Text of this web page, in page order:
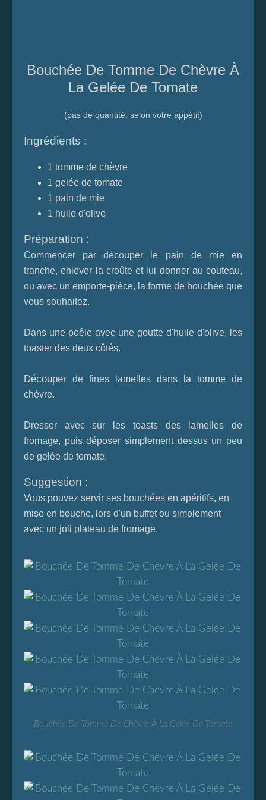
Bouchée De Tomme De Chèvre À
La Gelée De Tomate
(pas de quantité, selon votre appétit)
Ingrédients :
1 tomme de chèvre
1 gelée de tomate
1 pain de mie
1 huile d'olive
Préparation :
Commencer par découper le pain de mie en
tranche, enlever la croûte et lui donner au couteau,
ou avec un emporte-pièce, la forme de bouchée que
vous souhaitez.
Dans une poêle avec une goutte d'huile d'olive, les
toaster des deux côtés.
Découper de fines lamelles dans la tomme de
chèvre.
Dresser avec sur les toasts des lamelles de
fromage, puis déposer simplement dessus un peu
de gelée de tomate.
Suggestion :
Vous pouvez servir ses bouchées en apéritifs, en
mise en bouche, lors d'un buffet ou simplement
avec un joli plateau de fromage.
Bouchée De Tomme De Chèvre À La Gelée De Tomate